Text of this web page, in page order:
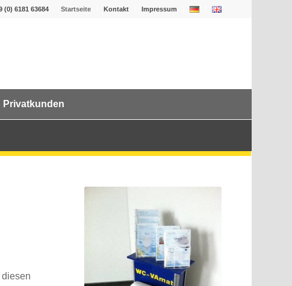
Startseite Kontakt Impressum
(0) 6181 63684
Privatkunden